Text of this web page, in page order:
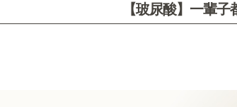
【玻尿酸】一輩